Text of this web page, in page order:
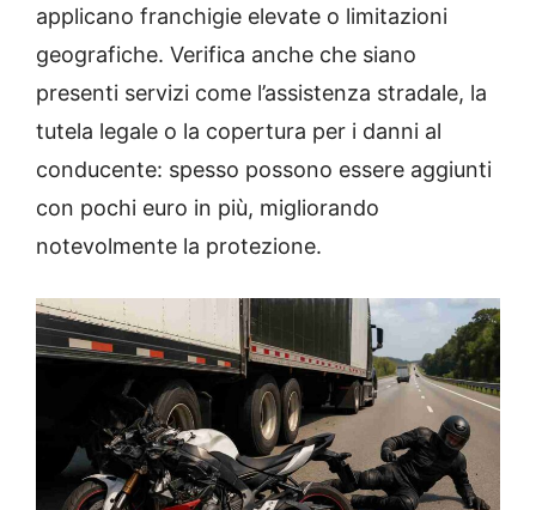
applicano franchigie elevate o limitazioni
geografiche. Verifica anche che siano
presenti servizi come l’assistenza stradale, la
tutela legale o la copertura per i danni al
conducente: spesso possono essere aggiunti
con pochi euro in più, migliorando
notevolmente la protezione.